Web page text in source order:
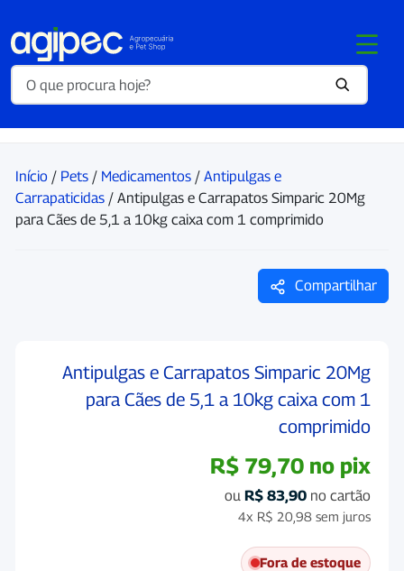
Início / Pets / Medicamentos / Antipulgas e
Carrapaticidas / Antipulgas e Carrapatos Simparic 20Mg
para Cães de 5,1 a 10kg caixa com 1 comprimido
Compartilhar
Antipulgas e Carrapatos Simparic 20Mg
para Cães de 5,1 a 10kg caixa com 1
comprimido
R$ 79,70 no pix
ou R$ 83,90 no cartão
4x R$ 20,98 sem juros
Fora de estoque